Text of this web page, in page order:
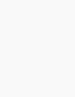
ECC-14,